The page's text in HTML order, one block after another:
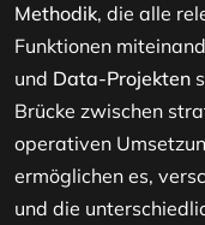
Methodik, die alle
Funktionen
und Data-Projekten
Brücke zwischen
operativen
ermöglichen es,
und die